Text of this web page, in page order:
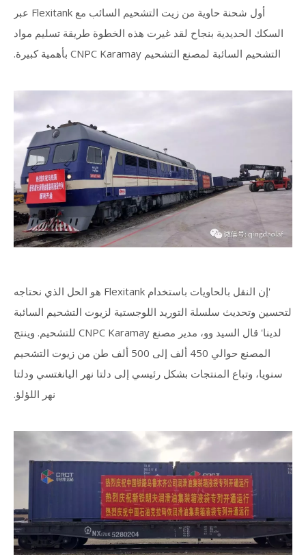
أول شحنة حاوية من زيت التشحيم السائب مع Flexitank عبر
السكك الحديدية بنجاح لقد غيرت هذه الخطوة طريقة تسليم مواد
التشحيم السائبة لمصنع التشحيم CNPC Karamay بأهمية كبيرة.
'إن النقل بالحاويات باستخدام Flexitank هو الحل الذي نحتاجه
لتحسين وتحديث سلسلة التوريد اللوجستية لزيوت التشحيم السائبة
لدينا' قال السيد وو، مدير مصنع CNPC Karamay للتشحيم. وينتج
المصنع حوالي 450 ألف إلى 500 ألف طن من زيوت التشحيم
سنويا، وتباع المنتجات بشكل رئيسي إلى دلتا نهر اليانغتسي ودلتا
نهر اللؤلؤ.